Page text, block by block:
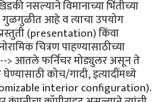
नसल्याने विमानाच्या भिंतीच्या
आहे व त्याचा उपयोग
(presentation) किंवा
चित्रण पाहण्यासाठीच्या
--> आतले फर्निचर मोड्युलर असून ते
कोच/गादी, इत्यादींमध्ये
interior configuration).